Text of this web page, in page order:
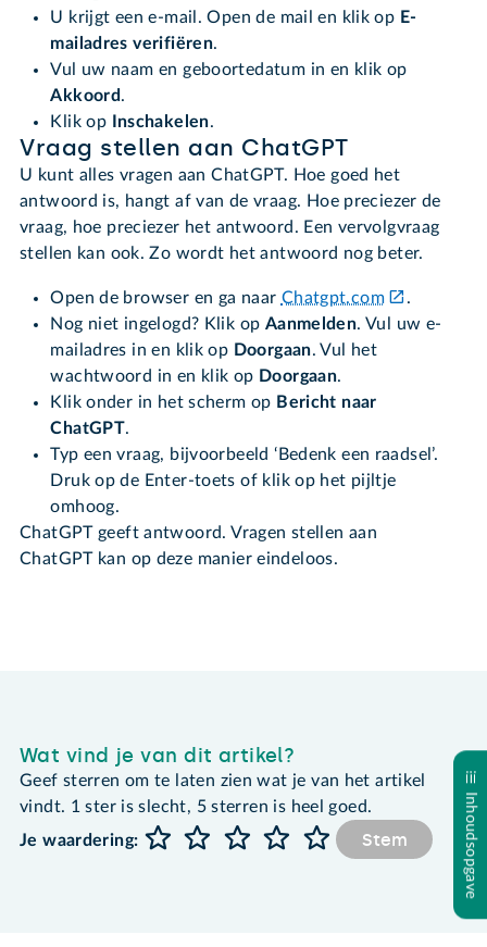
U krijgt een e-mail. Open de mail en klik op E-
mailadres verifiëren.
Vul uw naam en geboortedatum in en klik op
Akkoord.
Klik op
Inschakelen.
Vraag stellen aan ChatGPT
U kunt alles vragen aan ChatGPT. Hoe goed het
antwoord is, hangt af van de vraag. Hoe preciezer de
vraag, hoe preciezer het antwoord. Een vervolgvraag
stellen kan ook. Zo wordt het antwoord nog beter.
Open de browser en ga naar Chatgpt.com
.
Nog niet ingelogd? Klik op Aanmelden. Vul uw e-
mailadres in en klik op Doorgaan. Vul het
wachtwoord in en klik op Doorgaan.
Klik onder in het scherm op Bericht naar
ChatGPT.
Typ een vraag, bijvoorbeeld ‘Bedenk een raadsel’.
Druk op de Enter-toets of klik op het pijltje
omhoog.
ChatGPT geeft antwoord. Vragen stellen aan
ChatGPT kan op deze manier eindeloos.
Inhoudsopgave
Wat vind je van dit artikel?
Geef sterren om te laten zien wat je van het artikel
vindt. 1 ster is slecht, 5 sterren is heel goed.
Je waardering:
Stem